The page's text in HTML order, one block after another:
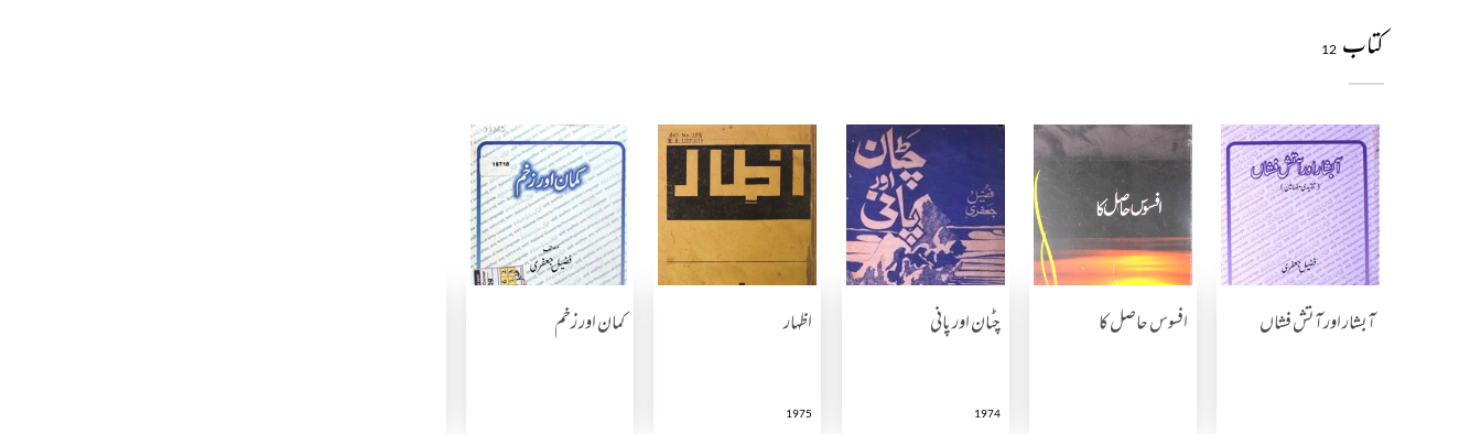
کتاب 12
آبشار اور آتش فشاں افسوس حاصل کا چٹان اور پانی
1974
اظہار
1975
کمان اور زخم